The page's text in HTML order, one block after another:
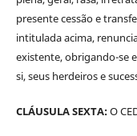
presente cessão e
intitulada acima,
existente, obrigando-se
si, seus herdeiros e
CLÁUSULA SEXTA:O